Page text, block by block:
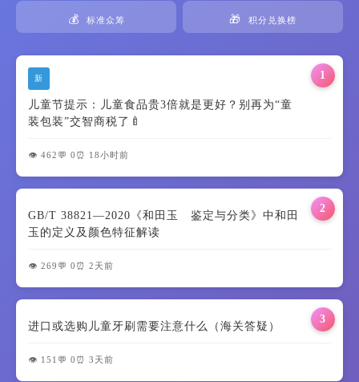
💰 标准众筹 🎁 积分兑换榜
1
新
儿童节提示：儿童食品贵3倍就是更好？别再为“童
装包装”交智商税了🍼
👁️ 462 💬 0 ⏰ 18小时前
2
GB/T 38821—2020《和田玉 鉴定与分类》中和田
玉的定义及颜色特征解读
👁️ 269 💬 0 ⏰ 2天前
3
进口或选购儿童牙刷需要注意什么（海关答疑）
👁️ 151 💬 0 ⏰ 3天前